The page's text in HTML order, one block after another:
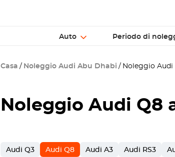
Auto Periodo di
Casa Noleggio Audi Abu Dhabi Noleggio Audi
Noleggio Audi Q8
Audi Q3 Audi Q8 Audi A3 Audi RS3